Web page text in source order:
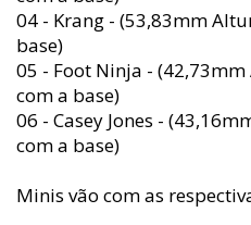
04 - Krang - (53,83mm
base)
05 - Foot Ninja -
com a base)
06 - Casey Jones -
com a base)
Minis vão com as